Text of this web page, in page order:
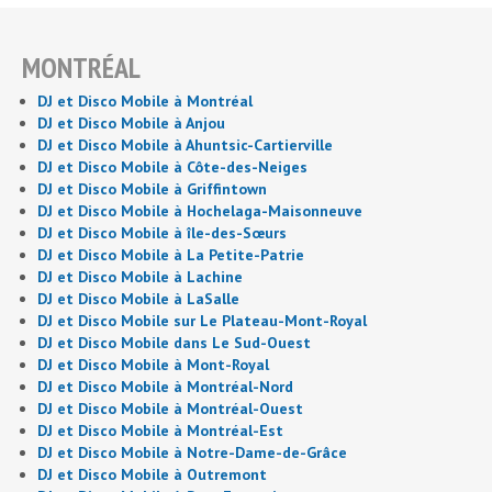
MONTRÉAL
DJ et Disco Mobile à Montréal
DJ et Disco Mobile à Anjou
DJ et Disco Mobile à Ahuntsic-Cartierville
DJ et Disco Mobile à Côte-des-Neiges
DJ et Disco Mobile à Griffintown
DJ et Disco Mobile à Hochelaga-Maisonneuve
DJ et Disco Mobile à île-des-Sœurs
DJ et Disco Mobile à La Petite-Patrie
DJ et Disco Mobile à Lachine
DJ et Disco Mobile à LaSalle
DJ et Disco Mobile sur Le Plateau-Mont-Royal
DJ et Disco Mobile dans Le Sud-Ouest
DJ et Disco Mobile à Mont-Royal
DJ et Disco Mobile à Montréal-Nord
DJ et Disco Mobile à Montréal-Ouest
DJ et Disco Mobile à Montréal-Est
DJ et Disco Mobile à Notre-Dame-de-Grâce
DJ et Disco Mobile à Outremont